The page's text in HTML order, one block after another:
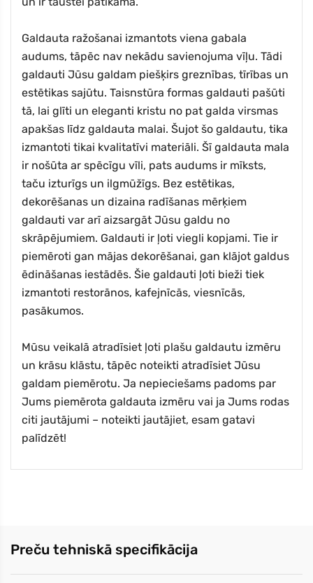
Galdauta ražošanai izmantots viena gabala
audums, tāpēc nav nekādu savienojuma vīļu. Tādi
galdauti Jūsu galdam piešķirs greznības, tīrības un
estētikas sajūtu. Taisnstūra formas galdauti pašūti
tā, lai glīti un eleganti kristu no pat galda virsmas
apakšas līdz galdauta malai. Šujot šo galdautu, tika
izmantoti tikai kvalitatīvi materiāli. Šī galdauta mala
ir nošūta ar spēcīgu vīli, pats audums ir mīksts,
taču izturīgs un ilgmūžīgs. Bez estētikas,
dekorēšanas un dizaina radīšanas mērķiem
galdauti var arī aizsargāt Jūsu galdu no
skrāpējumiem. Galdauti ir ļoti viegli kopjami. Tie ir
piemēroti gan mājas dekorēšanai, gan klājot galdus
ēdināšanas iestādēs. Šie galdauti ļoti bieži tiek
izmantoti restorānos, kafejnīcās, viesnīcās,
pasākumos.
Mūsu veikalā atradīsiet ļoti plašu galdautu izmēru
un krāsu klāstu, tāpēc noteikti atradīsiet Jūsu
galdam piemērotu. Ja nepieciešams padoms par
Jums piemērota galdauta izmēru vai ja Jums rodas
citi jautājumi – noteikti jautājiet, esam gatavi
palīdzēt!
Preču tehniskā specifikācija